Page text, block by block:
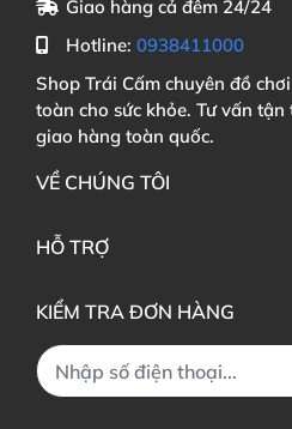
Giao hàng cả đêm 24/24
Hotline: 0938411000
Shop Trái Cấm chuyên đồ
toàn cho sức khỏe. Tư vấn
giao hàng toàn quốc.
VỀ CHÚNG TÔI
HỖ TRỢ
KIỂM TRA ĐƠN HÀNG